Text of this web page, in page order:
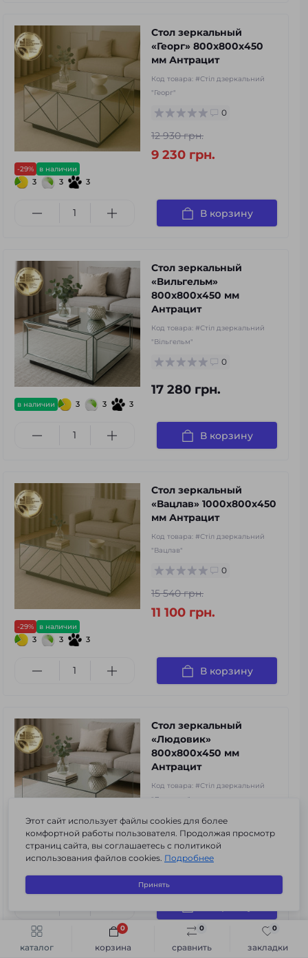
каталог сравнить
0
закладки
0
корзина
0
Быстрый заказ В корзину
-29% в наличии
3 3 3
Стол зеркальный
«Георг» 800х800х450
мм Антрацит
Код товара: #Стіл дзеркальний
"Георг"
0
12 930 грн.
9 230 грн.
В корзину
в наличии 3 3 3
Стол зеркальный
«Вильгельм»
800х800х450 мм
Антрацит
Код товара: #Стіл дзеркальний
"Вільгельм"
0
17 280 грн.
В корзину
-29% в наличии
3 3 3
Стол зеркальный
«Вацлав» 1000х800х450
мм Антрацит
Код товара: #Стіл дзеркальний
"Вацлав"
0
15 540 грн.
11 100 грн.
В корзину
-29% в наличии
3 3 3
Стол зеркальный
«Людовик»
800х800х450 мм
Антрацит
Код товара: #Стіл дзеркальний
"Людовик"
0
11 780 грн.
8 410 грн.
Этот сайт использует файлы cookies для более
комфортной работы пользователя. Продолжая просмотр
страниц сайта, вы соглашаетесь с политикой
использования файлов cookies. Подробнее
Принять